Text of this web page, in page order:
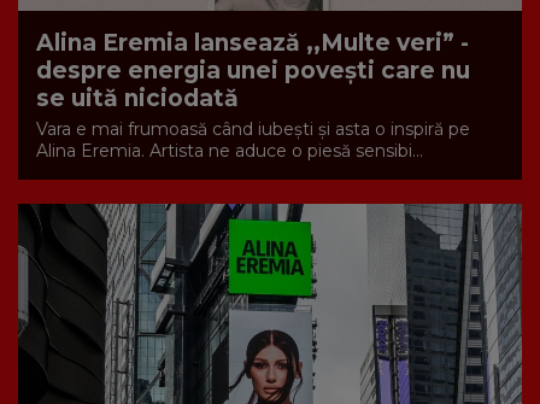
Alina Eremia lansează ,,Multe veri” -
despre energia unei povești care nu
se uită niciodată
Vara e mai frumoasă când iubești și asta o inspiră pe
Alina Eremia. Artista ne aduce o piesă sensibi...